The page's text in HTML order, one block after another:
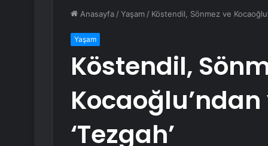
Anasayfa /Yaşam / Köstendil, Sönmez ve
Yaşam
Köstendil,
‘Tezgah’